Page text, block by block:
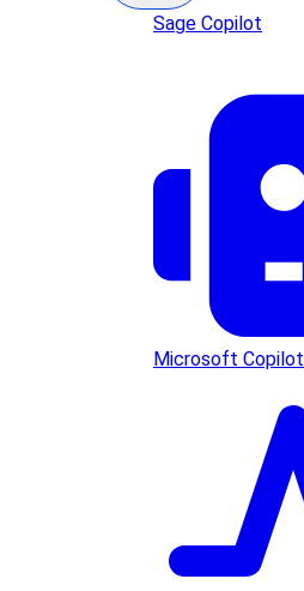
Sage Copilot
Microsoft Copilot